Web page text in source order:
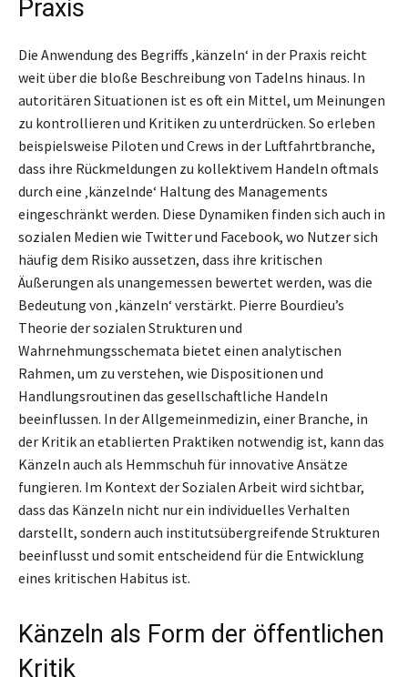
Praxis
Die Anwendung des Begriffs ‚känzeln‘ in der Praxis reicht
weit über die bloße Beschreibung von Tadelns hinaus. In
autoritären Situationen ist es oft ein Mittel, um Meinungen
zu kontrollieren und Kritiken zu unterdrücken. So erleben
beispielsweise Piloten und Crews in der Luftfahrtbranche,
dass ihre Rückmeldungen zu kollektivem Handeln oftmals
durch eine ‚känzelnde‘ Haltung des Managements
eingeschränkt werden. Diese Dynamiken finden sich auch in
sozialen Medien wie Twitter und Facebook, wo Nutzer sich
häufig dem Risiko aussetzen, dass ihre kritischen
Äußerungen als unangemessen bewertet werden, was die
Bedeutung von ‚känzeln‘ verstärkt. Pierre Bourdieu’s
Theorie der sozialen Strukturen und
Wahrnehmungsschemata bietet einen analytischen
Rahmen, um zu verstehen, wie Dispositionen und
Handlungsroutinen das gesellschaftliche Handeln
beeinflussen. In der Allgemeinmedizin, einer Branche, in
der Kritik an etablierten Praktiken notwendig ist, kann das
Känzeln auch als Hemmschuh für innovative Ansätze
fungieren. Im Kontext der Sozialen Arbeit wird sichtbar,
dass das Känzeln nicht nur ein individuelles Verhalten
darstellt, sondern auch institutsübergreifende Strukturen
beeinflusst und somit entscheidend für die Entwicklung
eines kritischen Habitus ist.
Känzeln als Form der öffentlichen
Kritik